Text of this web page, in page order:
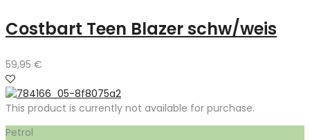
Costbart Teen Blazer schw/weis
59,95 €
This product is currently not available for purchase.
Petrol